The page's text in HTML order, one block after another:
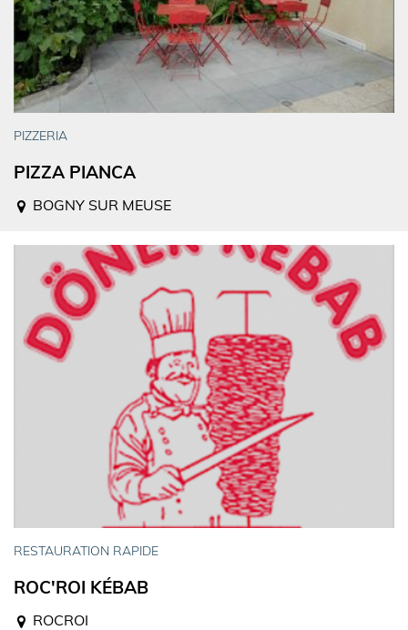
PIZZERIA
PIZZA PIANCA
BOGNY SUR MEUSE
RESTAURATION RAPIDE
ROC'ROI KÉBAB
ROCROI